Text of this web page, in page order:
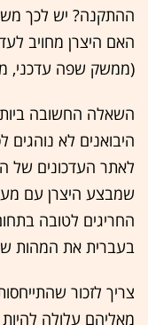
ההתקנה? יש לכך
האם היצרן מחויב
(ממשק שפה עדכני,
השאלה החשובה
היבואנים לא
לאתר העדכונים של
שמבצע היצרן עם
בעברית את המהות
צריך לזכור
מאליהם עלולה